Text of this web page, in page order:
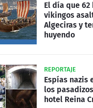
El día que 62
vikingos
Algeciras y
huyendo
REPORTAJE
Espías nazis
los
hotel Reina